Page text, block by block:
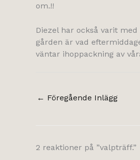
om.!!
Diezel har också varit
gården är vad
väntar ihoppackning av
← Föregående Inlägg
2 reaktioner på ”valpträff.”